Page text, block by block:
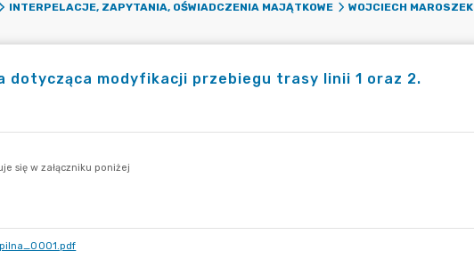
INTERPELACJE, ZAPYTANIA, OŚWIADCZENIA MAJĄTKOWE WOJCIECH MAROSZEK
dotycząca modyfikacji przebiegu trasy linii 1 oraz 2.